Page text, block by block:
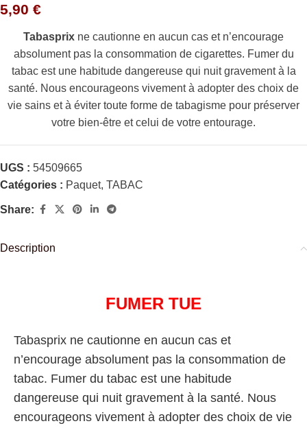
5,90 €
Tabasprix ne cautionne en aucun cas et n’encourage
absolument pas la consommation de cigarettes. Fumer du
tabac est une habitude dangereuse qui nuit gravement à la
santé. Nous encourageons vivement à adopter des choix de
vie sains et à éviter toute forme de tabagisme pour préserver
votre bien-être et celui de votre entourage.
UGS : 54509665
Catégories : Paquet, TABAC
Share:
Description
FUMER TUE
Tabasprix ne cautionne en aucun cas et
n’encourage absolument pas la consommation de
tabac. Fumer du tabac est une habitude
dangereuse qui nuit gravement à la santé. Nous
encourageons vivement à adopter des choix de vie